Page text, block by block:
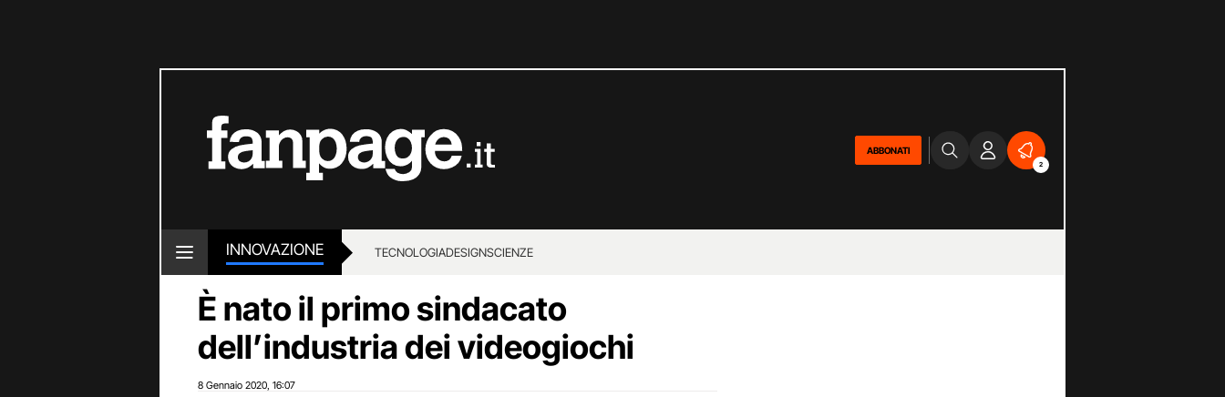
ABBONATI
2
INNOVAZIONE TECNOLOGIADESIGNSCIENZE
È nato il primo sindacato
dell’industria dei videogiochi
8 Gennaio 2020 16:07